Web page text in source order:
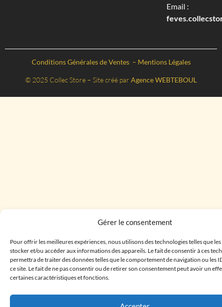
Gérer le consentement
Pour offrir les meilleures expériences, nous utilisons des technologies telles que
stocker et/ou accéder aux informations des appareils. Le fait de consentir à ces
permettra de traiter des données telles que le comportement de navigation ou les
ce site. Le fait de ne pas consentir ou de retirer son consentement peut avoir un
certaines caractéristiques et fonctions.
Email :
Conditions Générales de Ventes – Mentions Légales
© 2025 Collec Store – Site créé par Agence WEBTEBOUL